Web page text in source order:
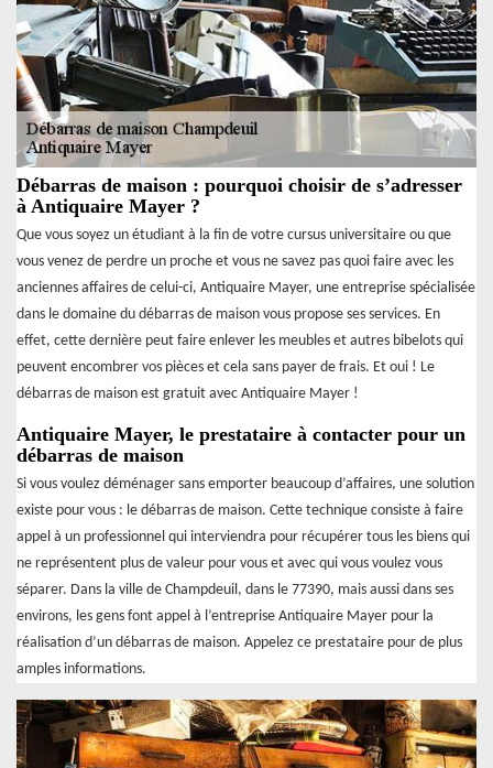
Débarras de maison : pourquoi choisir de s’adresser
à Antiquaire Mayer ?
Que vous soyez un étudiant à la fin de votre cursus universitaire ou que
vous venez de perdre un proche et vous ne savez pas quoi faire avec les
anciennes affaires de celui-ci, Antiquaire Mayer, une entreprise spécialisée
dans le domaine du débarras de maison vous propose ses services. En
effet, cette dernière peut faire enlever les meubles et autres bibelots qui
peuvent encombrer vos pièces et cela sans payer de frais. Et oui ! Le
débarras de maison est gratuit avec Antiquaire Mayer !
Antiquaire Mayer, le prestataire à contacter pour un
débarras de maison
Si vous voulez déménager sans emporter beaucoup d’affaires, une solution
existe pour vous : le débarras de maison. Cette technique consiste à faire
appel à un professionnel qui interviendra pour récupérer tous les biens qui
ne représentent plus de valeur pour vous et avec qui vous voulez vous
séparer. Dans la ville de Champdeuil, dans le 77390, mais aussi dans ses
environs, les gens font appel à l’entreprise Antiquaire Mayer pour la
réalisation d’un débarras de maison. Appelez ce prestataire pour de plus
amples informations.